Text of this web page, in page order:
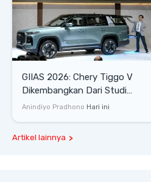
GIIAS 2026: Chery Tiggo V
Dikembangkan Dari Studi
Komprehensif di Indonesia
Anindiyo Pradhono Hari ini
Artikel lainnya